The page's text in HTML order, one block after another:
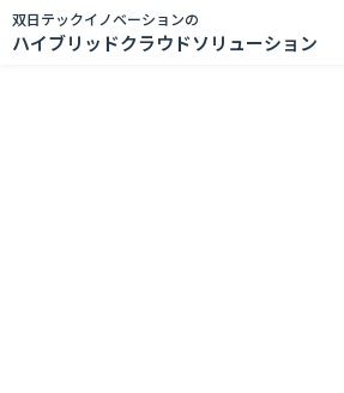
双日テックイノベーションの
ハイブリッドクラウドソリューション